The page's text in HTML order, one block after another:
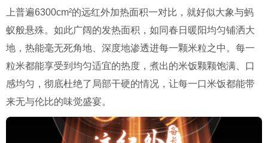
上普遍6300cm²的远红外加热面积一对比，就好似大象与蚂
蚁般悬殊。如此广阔的发热面积，如同春日暖阳均匀铺洒大
地，热能毫无死角地、深度地渗透进每一颗米粒之中。每一
粒米都能享受到均匀适宜的热度，煮出的米饭颗颗饱满、口
感均匀，彻底杜绝了局部干硬的情况，让每一口米饭都能带
来无与伦比的味觉盛宴。